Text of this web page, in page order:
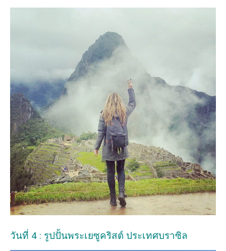
วันที่ 4 : รูปปั้นพระเยซูคริสต์ ประเทศบราซิล